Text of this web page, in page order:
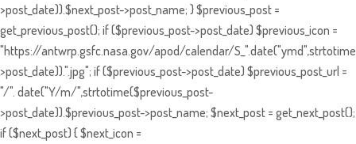
>post_date)).$next_post->post_name; } $previous_post =
get_previous_post(); if ($previous_post->post_date) $previous_icon =
"https://antwrp.gsfc.nasa.gov/apod/calendar/
>post_date)).".jpg"; if ($previous_post->post_date) $previous_post_url =
"/". date("Y/m/",strtotime($previous_post-
>post_date)).$previous_post->post_name; $next_post = get_next_post();
if ($next_post) { $next_icon =